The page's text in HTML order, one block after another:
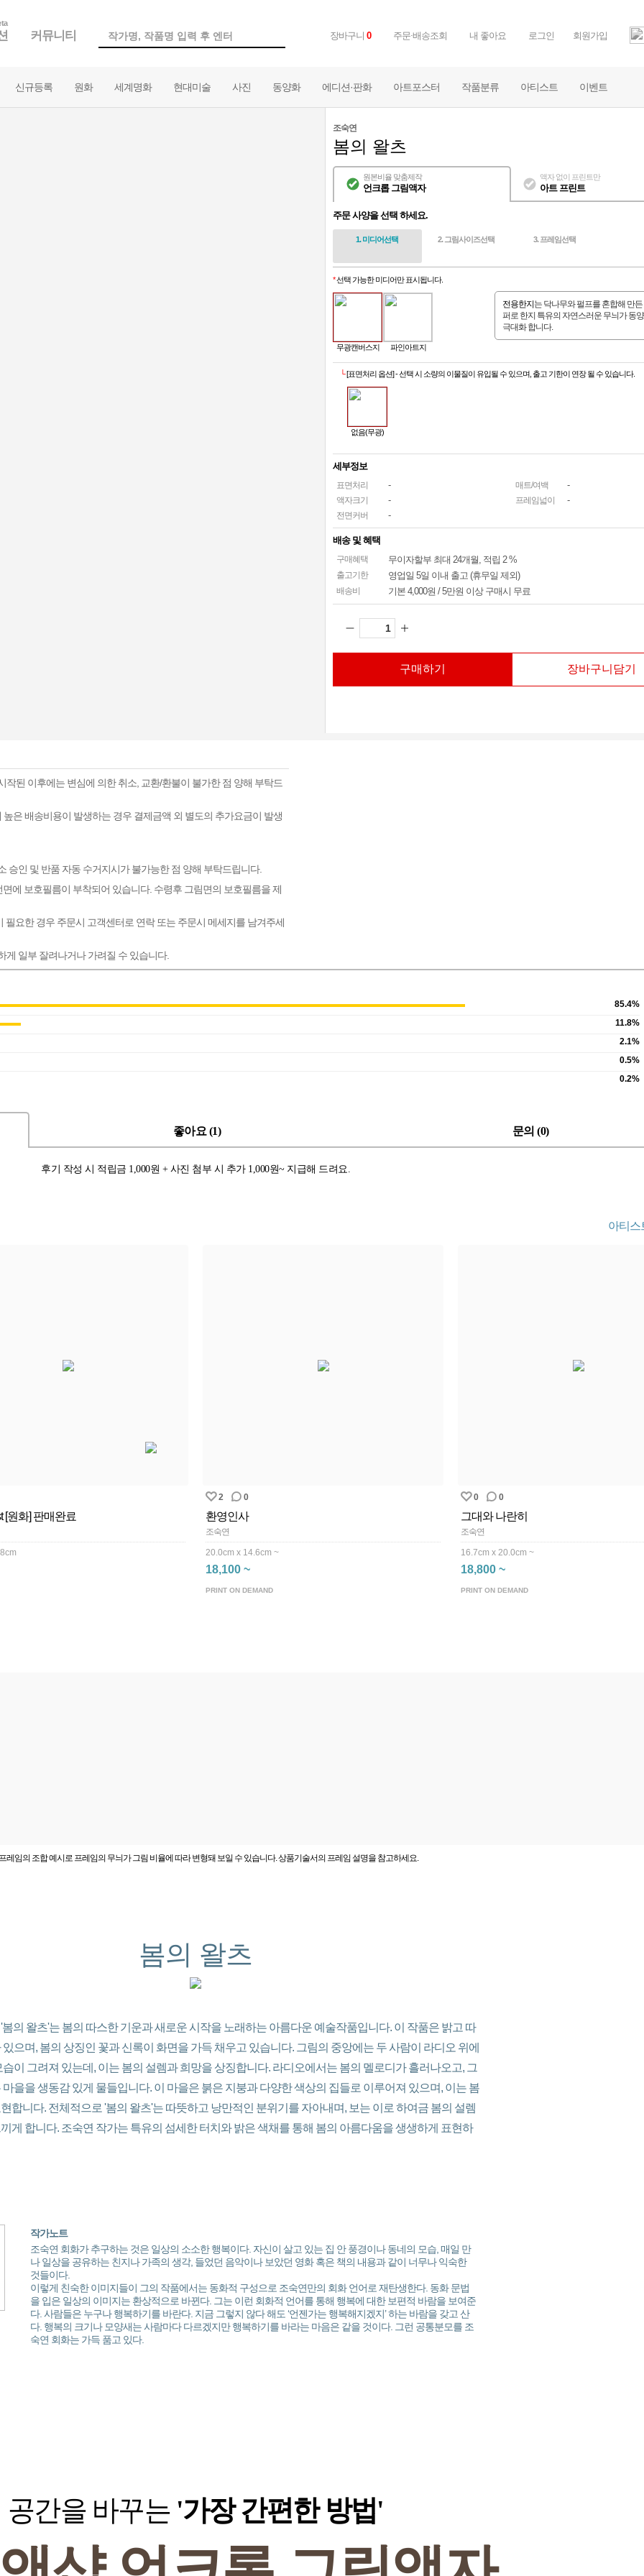
커뮤니티 장바구니 0 주문·배송조회 내 좋아요 로그인 회원가입
신규등록 원화 세계명화 현대미술 사진 동양화 에디션·판화 아트포스터 작품분류 아티스트 이벤트
조숙연
봄의 왈츠
원본비율 맞춤제작
언크롭 그림액자
액자 없이 프린트만
아트 프린트
주문 사양을 선택 하세요.
1. 미디어선택 2. 그림사이즈선택 3. 프레임선택
*선택 가능한 미디어만 표시됩니다.
무광캔버스지 파인아트지
└[표면처리 옵션] - 선택 시 소량의 이물질이 유입될 수 있으며, 출고 기한이 연장 될 수 있습니다.
없음(무광)
전용한지 는 닥나무와 펄프를 혼합해 만
퍼로 한지 특유의 자연스러운 무늬가 동
극대화 합니다.
세부정보
표면처리 - 매트/여백 -
액자크기 - 프레임넓이 -
전면커버 -
배송 및 혜택
구매혜택 무이자할부 최대 24개월, 적립 2 %
출고기한 영업일 5일 이내 출고 (휴무일 제외)
배송비 기본 4,000원 / 5만원 이상 구매시 무료
구매하기 장바구니담기
된 이후에는 변심에 의한 취소, 교환/환불이 불가한 점 양해 부탁드
은 배송비용이 발생하는 경우 결제금액 외 별도의 추가요금이 발생
승인 및 반품 자동 수거지시가 불가능한 점 양해 부탁드립니다.
에 보호필름이 부착되어 있습니다. 수령후 그림면의 보호필름을 제
요한 경우 주문시 고객센터로 연락 또는 주문시 메세지를 남겨주세
게 일부 잘려나거나 가려질 수 있습니다.
85.4%
11.8%
2.1%
0.5%
0.2%
좋아요 (1) 문의 (0)
후기 작성 시 적립금 1,000원 + 사진 첨부 시 추가 1,000원~ 지급해 드려요.
아티스
[원화] 판매완료
2 0
환영인사
조숙연
20.0cm x 14.6cm ~
18,100 ~
PRINT ON DEMAND
0 0
그대와 나란히
조숙연
16.7cm x 20.0cm ~
18,800 ~
PRINT ON DEMAND
레임의 조합 예시로 프레임의 무늬가 그림 비율에 따라 변형돼 보일 수 있습니다. 상품기술서의 프레임 설명을 참고하세요.
봄의 왈츠
의 왈츠'는 봄의 따스한 기운과 새로운 시작을 노래하는 아름다운 예술작품입니다. 이 작품은 밝고 따
으며, 봄의 상징인 꽃과 신록이 화면을 가득 채우고 있습니다. 그림의 중앙에는 두 사람이 라디오 위에
이 그려져 있는데, 이는 봄의 설렘과 희망을 상징합니다. 라디오에서는 봄의 멜로디가 흘러나오고, 그
을을 생동감 있게 물들입니다. 이 마을은 붉은 지붕과 다양한 색상의 집들로 이루어져 있으며, 이는 봄
합니다. 전체적으로 '봄의 왈츠'는 따뜻하고 낭만적인 분위기를 자아내며, 보는 이로 하여금 봄의 설렘
게 합니다. 조숙연 작가는 특유의 섬세한 터치와 밝은 색채를 통해 봄의 아름다움을 생생하게 표현하
작가노트
조숙연 회화가 추구하는 것은 일상의 소소한 행복이다. 자신이 살고 있는 집 안 풍경이나 동네의 모습, 매일 만
나 일상을 공유하는 친지나 가족의 생각, 들었던 음악이나 보았던 영화 혹은 책의 내용과 같이 너무나 익숙한
것들이다.
이렇게 친숙한 이미지들이 그의 작품에서는 동화적 구성으로 조숙연만의 회화 언어로 재탄생한다. 동화 문법
을 입은 일상의 이미지는 환상적으로 바뀐다. 그는 이런 회화적 언어를 통해 행복에 대한 보편적 바람을 보여준
다. 사람들은 누구나 행복하기를 바란다. 지금 그렇지 않다 해도 ‘언젠가는 행복해지겠지’ 하는 바람을 갖고 산
다. 행복의 크기나 모양새는 사람마다 다르겠지만 행복하기를 바라는 마음은 같을 것이다. 그런 공통분모를 조
숙연 회화는 가득 품고 있다.​
공간을 바꾸는 '가장 간편한 방법'